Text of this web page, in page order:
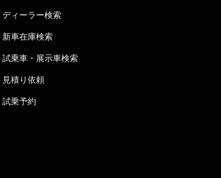
ディーラー検索
新車在庫検索
試乗車・展示車検索
見積り依頼
試乗予約